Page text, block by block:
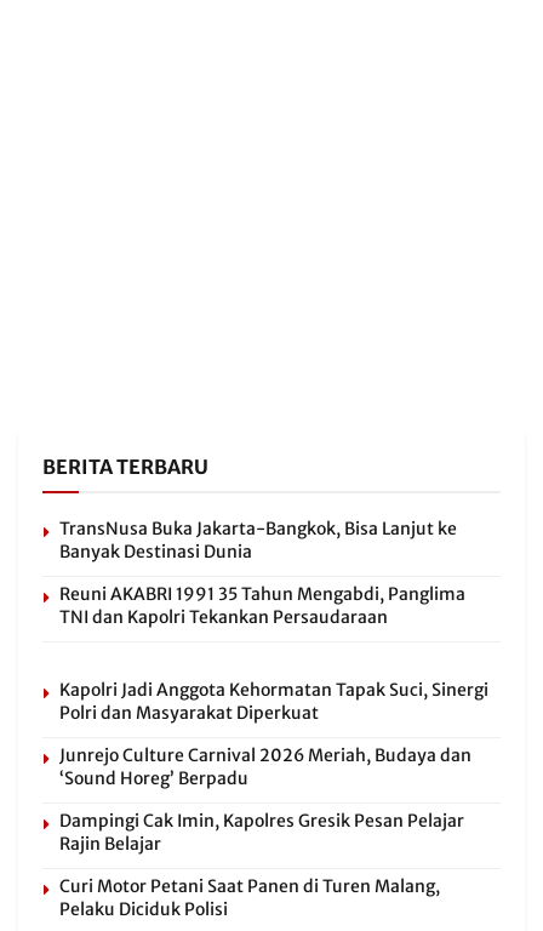
BERITA TERBARU
TransNusa Buka Jakarta-Bangkok, Bisa Lanjut ke
Banyak Destinasi Dunia
Reuni AKABRI 1991 35 Tahun Mengabdi, Panglima
TNI dan Kapolri Tekankan Persaudaraan
Kapolri Jadi Anggota Kehormatan Tapak Suci, Sinergi
Polri dan Masyarakat Diperkuat
Junrejo Culture Carnival 2026 Meriah, Budaya dan
‘Sound Horeg’ Berpadu
Dampingi Cak Imin, Kapolres Gresik Pesan Pelajar
Rajin Belajar
Curi Motor Petani Saat Panen di Turen Malang,
Pelaku Diciduk Polisi